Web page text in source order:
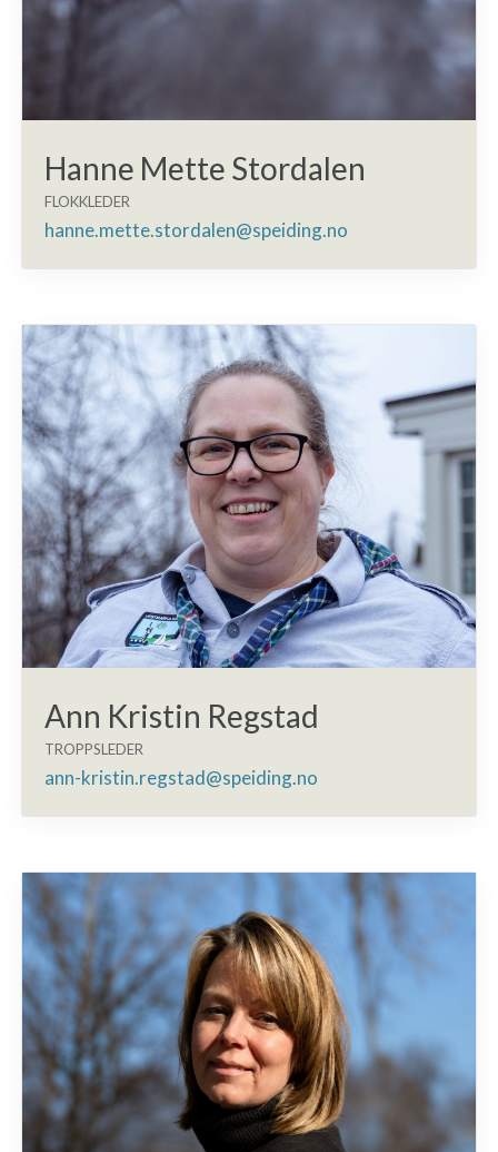
Hanne Mette Stordalen
FLOKKLEDER
hanne.mette.stordalen@speiding.no
Ann Kristin Regstad
TROPPSLEDER
ann-kristin.regstad@speiding.no